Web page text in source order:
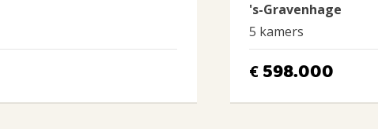
's-Gravenhage
5 kamers
€ 598.000